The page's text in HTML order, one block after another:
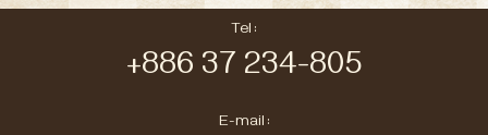
Tel :
+886 37 234-805
E-mail :